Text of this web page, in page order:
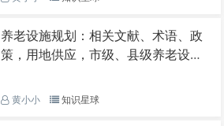
养老设施规划：相关文献、术语、政
策，用地供应，市级、县级养老设施
黄小小 知识星球